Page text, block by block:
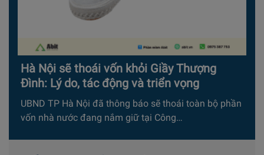
Hà Nội sẽ thoái vốn khỏi Giầy Thượng
Đình: Lý do, tác động và triển vọng
UBND TP Hà Nội đã thông báo sẽ thoái toàn bộ phần
vốn nhà nước đang nắm giữ tại Công…